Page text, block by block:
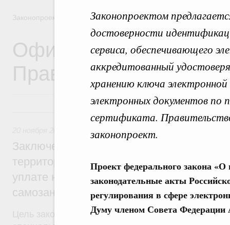
Законопроектом
достоверности
сервиса, обеспечивающего
аккредитованный
хранению ключа
электронных документов по
сертификата.
законопроект.
Проект федерального закона
законодательные акты
регулирования в сфере
Думу членом Совета
Законопроектная деятельность
Официальные отзывы
Правительства на
20 ноября 2019, среда
Заключение Правительства на
территории проведения эксперимента
уплате налога на профессиональный
самозанятых граждан
Цель законопроекта – распространение